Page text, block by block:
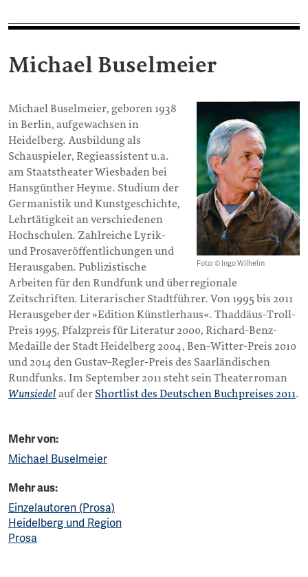
Michael Buselmeier
Foto: © Ingo Wilhelm
Michael Buselmeier, geboren 1938
in Berlin, aufgewachsen in
Heidelberg. Ausbildung als
Schauspieler, Regieassistent u.a.
am Staatstheater Wiesbaden bei
Hansgünther Heyme. Studium der
Germanistik und Kunstgeschichte,
Lehrtätigkeit an verschiedenen
Hochschulen. Zahlreiche Lyrik-
und Prosaveröffentlichungen und
Herausgaben. Publizistische
Arbeiten für den Rundfunk und überregionale
Zeitschriften. Literarischer Stadtführer. Von 1995 bis 2011
Herausgeber der »Edition Künstlerhaus«. Thaddäus-Troll-
Preis 1995, Pfalzpreis für Literatur 2000, Richard-Benz-
Medaille der Stadt Heidelberg 2004, Ben-Witter-Preis 2010
und 2014 den Gustav-Regler-Preis des Saarländischen
Rundfunks. Im September 2011 steht sein Theaterroman
Wunsiedel auf derShortlist des Deutschen Buchpreises 2011.
Mehr von:
Michael Buselmeier
Mehr aus:
Einzelautoren (Prosa)
Heidelberg und Region
Prosa